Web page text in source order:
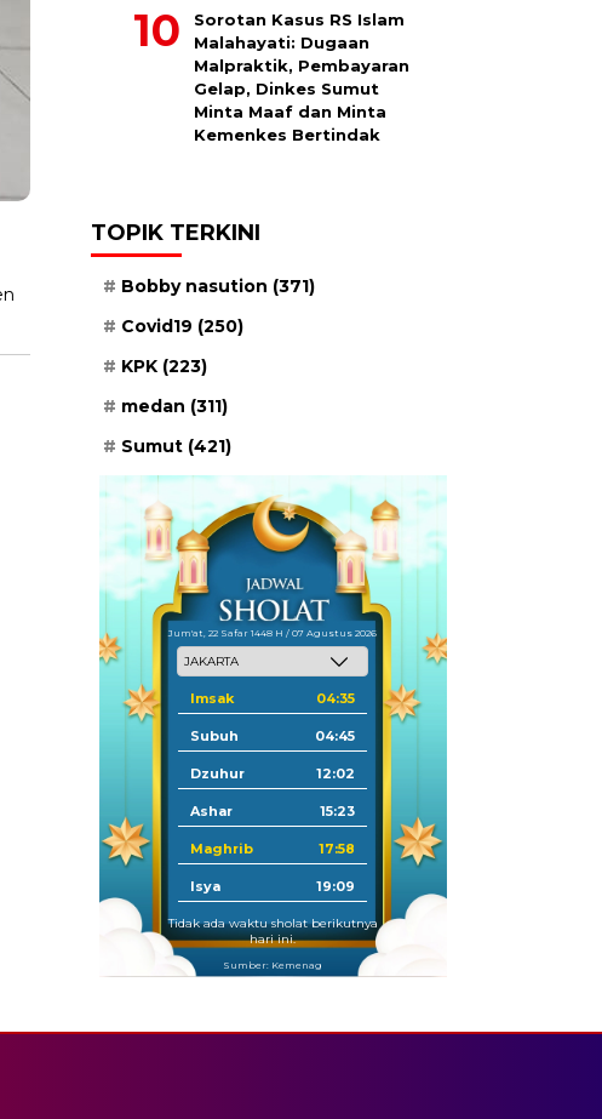
Sorotan Kasus RS Islam
Malahayati: Dugaan
Malpraktik, Pembayaran
Gelap, Dinkes Sumut
Minta Maaf dan Minta
Kemenkes Bertindak
TOPIK TERKINI
Bobby nasution (371)
Covid19 (250)
KPK (223)
medan (311)
Sumut (421)
Jum'at, 22 Safar 1448 H / 07 Agustus 2026
Imsak 04:35
Subuh 04:45
Dzuhur 12:02
Ashar 15:23
Maghrib 17:58
Isya 19:09
Tidak ada waktu sholat berikutnya
hari ini.
Sumber: Kemenag